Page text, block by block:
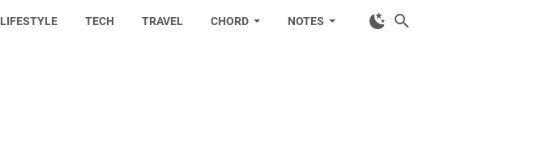
LIFESTYLE TECH TRAVEL CHORD NOTES